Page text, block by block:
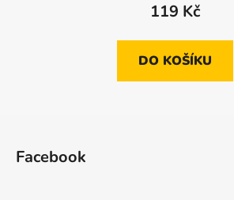
119 Kč
DO KOŠÍKU
Facebook